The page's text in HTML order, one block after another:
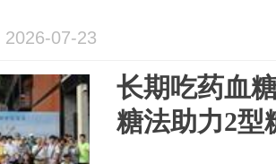
07-23
长期吃药血
糖法助力2型